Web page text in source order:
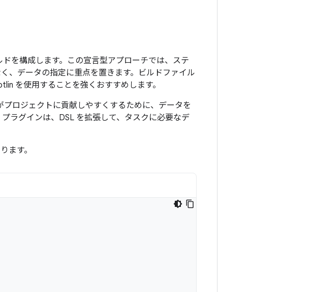
ドを構成します。この宣言型アプローチでは、ステ
、データの指定に重点を置きます。ビルドファイル
を使用することを強くおすすめします。
ロジェクトに貢献しやすくするために、データを
ラグインは、DSL を拡張して、タスクに必要なデ
ます。